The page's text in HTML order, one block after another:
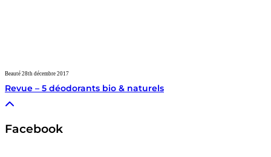
Beauté 28th décembre 2017
Revue – 5 déodorants bio & naturels
Facebook